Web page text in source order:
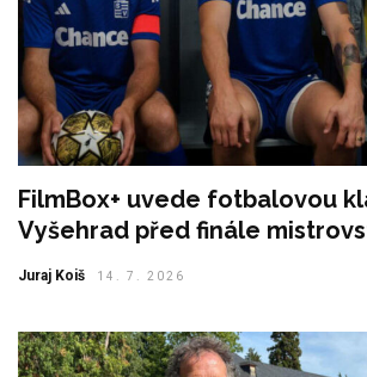
FilmBox+ uvede fotbalovou
Vyšehrad před finále
Juraj Koiš 14. 7. 2026